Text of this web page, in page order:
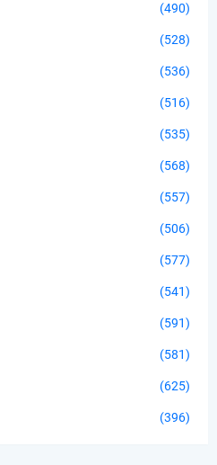
(490)
(528)
(536)
(516)
(535)
(568)
(557)
(506)
(577)
(541)
(591)
(581)
(625)
(396)